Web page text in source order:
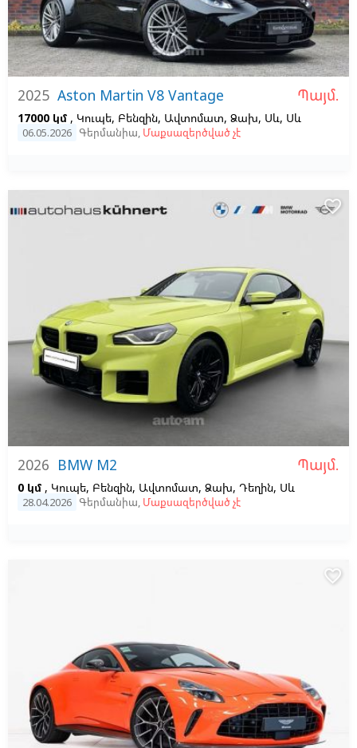
2025 Aston Martin V8 Vantage Պայմ.
17000 կմ , Կուպե, Բենզին, Ավտոմատ, Ձախ, Սև, Սև
06.05.2026 Գերմանիա, Մաքսազերծված չէ
2026 BMW M2 Պայմ.
0 կմ , Կուպե, Բենզին, Ավտոմատ, Ձախ, Դեղին, Սև
28.04.2026 Գերմանիա, Մաքսազերծված չէ
favorite_border
favorite_border